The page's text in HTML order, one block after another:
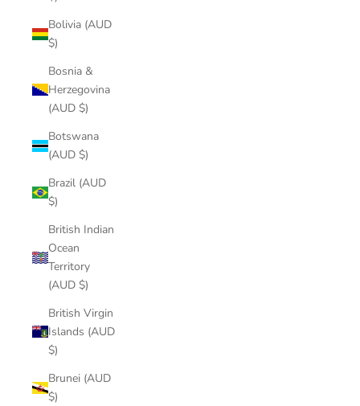
Bolivia (AUD
$)
Bosnia &
Herzegovina
(AUD $)
Botswana
(AUD $)
Brazil (AUD
$)
British Indian
Ocean
Territory
(AUD $)
British Virgin
Islands (AUD
$)
Brunei (AUD
$)